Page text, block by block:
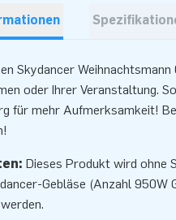
Skydancer
oder Ihrer Veranstaltung.
für mehr Aufmerksamkeit!
Dieses Produkt wird ohne
Gebläse (Anzahl 950W